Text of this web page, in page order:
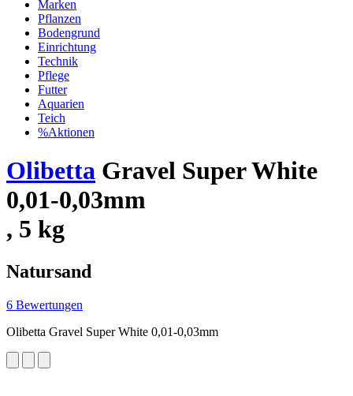
Marken
Pflanzen
Bodengrund
Einrichtung
Technik
Pflege
Futter
Aquarien
Teich
%Aktionen
Olibetta Gravel Super White
0,01-0,03mm
, 5 kg
Natursand
6 Bewertungen
Olibetta Gravel Super White 0,01-0,03mm